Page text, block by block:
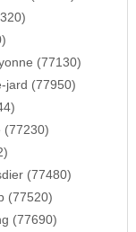
(77130)
jard (77950)
(77230)
(77480)
(77520)
(77690)